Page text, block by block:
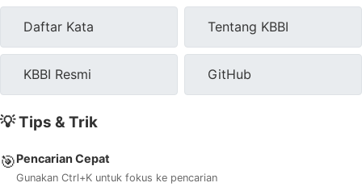
Daftar Kata Tentang KBBI
KBBI Resmi GitHub
💡 Tips & Trik
🎯Pencarian Cepat
Gunakan Ctrl+K untuk fokus ke pencarian